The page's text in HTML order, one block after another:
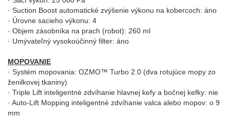
· Suction Boost automatické zvýšenie výkonu na kobercoch: áno
· Úrovne sacieho výkonu: 4
· Objem zásobníka na prach (robot): 260 ml
· Umývateľný vysokoúčinný filter: áno
MOPOVANIE
· Systém mopovania: OZMO™ Turbo 2.0 (dva rotujúce mopy zo
ženilkovej tkaniny)
· Triple Lift inteligentné zdvíhanie hlavnej kefy a bočnej kefky: nie
· Auto-Lift Mopping inteligentné zdvíhanie valca alebo mopov: o 9
mm